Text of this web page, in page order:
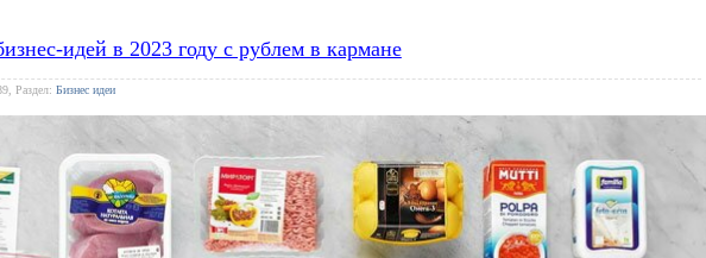
идей в 2023 году с рублем в кармане
Раздел: Бизнес идеи